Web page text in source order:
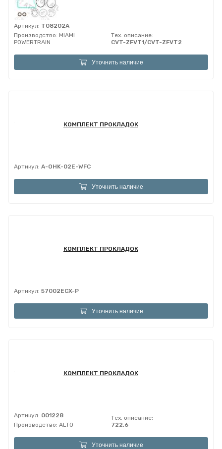
Артикул: T08202A
Производство: MIAMI
POWERTRAIN
Тех. описание:
CVT-ZFVT1/CVT-ZFVT2
Уточнить наличие
КОМПЛЕКТ ПРОКЛАДОК
Артикул: A-OHK-02E-WFC
Уточнить наличие
КОМПЛЕКТ ПРОКЛАДОК
Артикул: 57002ECX-P
Уточнить наличие
КОМПЛЕКТ ПРОКЛАДОК
Артикул: 001228
Производство: ALTO
Тех. описание:
722,6
Уточнить наличие